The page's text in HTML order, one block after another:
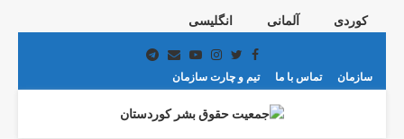
کوردی آلمانی انگلیسی
Facebook
Twitter
Instagram
Youtube
Email
Telegram
سازمان تماس با ما تیم و چارت سازمان
PRIMARY